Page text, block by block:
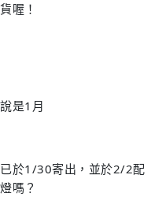
喔！
是1月
於1/30寄出，並於2/2配
嗎？